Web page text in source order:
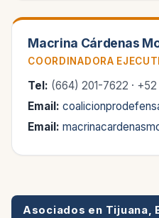
Macrina Cárdenas
COORDINADORA
Tel: (664) 201-7622 ·
Email:
Email:
Asociados en Tijuana,